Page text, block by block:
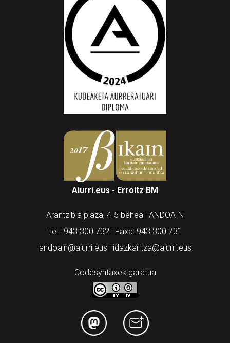
Aiurri.eus - Erroitz BM
Arantzibia plaza, 4-5 behea | ANDOAIN
Tel.: 943 300 732 | Faxa: 943 300 731
andoain@aiurri.eus | idazkaritza@aiurri.eus
Codesyntaxek garatua